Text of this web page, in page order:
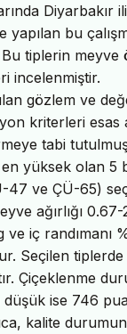
Diyarbakır
yapılan bu
tiplerin meyve
incelenmiştir.
gözlem ve
kriterleri esas
tabi
yüksek olan 5
47 ve ÇÜ-65)
ağırlığı
ve iç
Seçilen tiplerde
Çiçeklenme
ise 746
kalite